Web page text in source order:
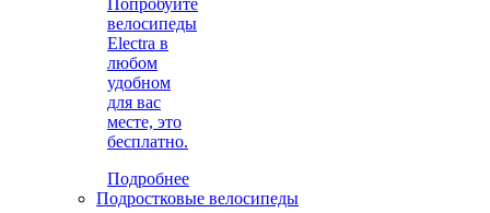
Попробуйте
велосипеды
Electra в
любом
удобном
для вас
месте, это
бесплатно.
Подробнее
Подростковые велосипеды